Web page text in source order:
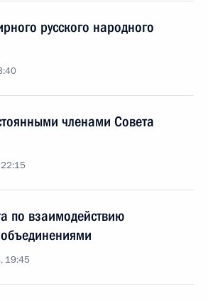
русского народного
членами Совета
по взаимодействию
19:45